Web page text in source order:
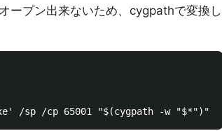
ープン出来ないため、cygpathで変換し